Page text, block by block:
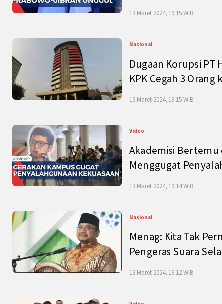
13 Maret 2024, 19:15 WIB
Nasional
Dugaan Korupsi PT
KPK Cegah 3 Orang
13 Maret 2024, 19:15 WIB
Video
Akademisi Bertemu
Menggugat
13 Maret 2024, 19:14 WIB
Nasional
Menag: Kita Tak
Pengeras Suara
13 Maret 2024, 19:12 WIB